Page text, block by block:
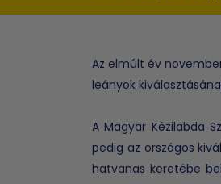
Az elmúlt év
leányok
A Magyar Kézilabda
pedig az országos
hatvanas keretébe